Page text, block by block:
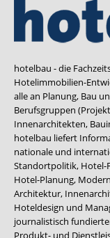
hotelbau - die
Hotelimmobilien-
alle an Planung, Bau
Berufsgruppen
Innenarchitekten,
hotelbau liefert
nationale und
Standortpolitik, Hotel-
Hotel-Planung,
Architektur,
Hoteldesign und
journalistisch
Produkt- und